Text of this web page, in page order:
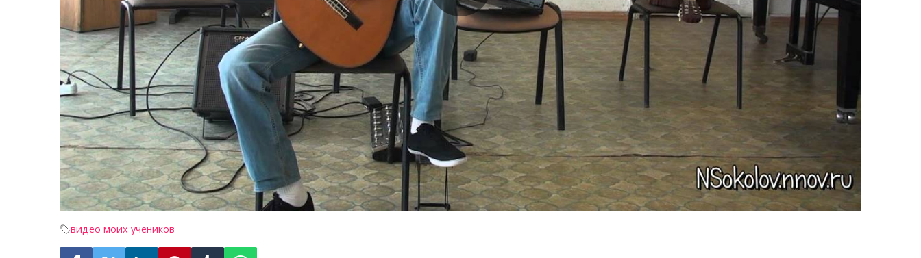
видео моих учеников